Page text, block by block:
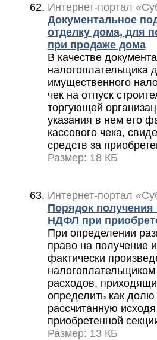
Интернет-портал
Документальное
отделку дома, для
при продаже дома
В качестве
налогоплательщика
имущественного
чек на отпуск
торгующей
указания в нем его
кассового чека,
средств за
Размер: 18 КБ
Интернет-портал
Порядок
НДФЛ при
При определении
право на получение
фактически
расходов,
определить как
рассчитанную
приобретенной
Размер: 13 КБ